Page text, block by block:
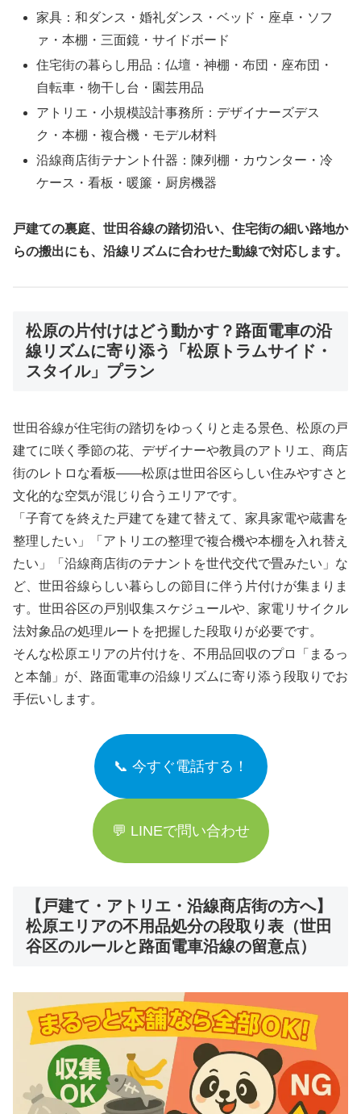
家具：和ダンス・婚礼ダンス・ベッド・座卓・ソフ
ァ・本棚・三面鏡・サイドボード
住宅街の暮らし用品：仏壇・神棚・布団・座布団・
自転車・物干し台・園芸用品
アトリエ・小規模設計事務所：デザイナーズデス
ク・本棚・複合機・モデル材料
沿線商店街テナント什器：陳列棚・カウンター・冷
ケース・看板・暖簾・厨房機器
戸建ての裏庭、世田谷線の踏切沿い、住宅街の細い路地か
らの搬出にも、沿線リズムに合わせた動線で対応します。
松原の片付けはどう動かす？路面電車の沿
線リズムに寄り添う「松原トラムサイド・
スタイル」プラン
世田谷線が住宅街の踏切をゆっくりと走る景色、松原の戸
建てに咲く季節の花、デザイナーや教員のアトリエ、商店
街のレトロな看板――松原は世田谷区らしい住みやすさと
文化的な空気が混じり合うエリアです。
「子育てを終えた戸建てを建て替えて、家具家電や蔵書を
整理したい」「アトリエの整理で複合機や本棚を入れ替え
たい」「沿線商店街のテナントを世代交代で畳みたい」な
ど、世田谷線らしい暮らしの節目に伴う片付けが集まりま
す。世田谷区の戸別収集スケジュールや、家電リサイクル
法対象品の処理ルートを把握した段取りが必要です。
そんな松原エリアの片付けを、不用品回収のプロ「まるっ
と本舗」が、路面電車の沿線リズムに寄り添う段取りでお
手伝いします。
📞 今すぐ電話する！
💬 LINEで問い合わせ
【戸建て・アトリエ・沿線商店街の方へ】
松原エリアの不用品処分の段取り表（世田
谷区のルールと路面電車沿線の留意点）